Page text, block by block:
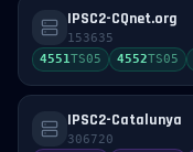
IPSC2-CQnet.org
153635
4551TS05 4552TS05
IPSC2-Catalunya
306720